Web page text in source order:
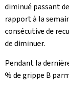
diminué passant
rapport à la
consécutive de
de diminuer.
Pendant la
% de grippe B